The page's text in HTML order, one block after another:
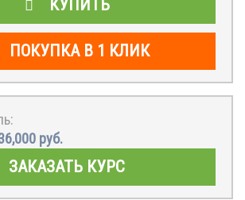
КУПИТЬ
ПОКУПКА В 1 КЛИК
руб.
ЗАКАЗАТЬ КУРС